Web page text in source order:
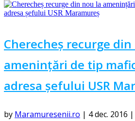
Cherecheș recurge din
amenințări de tip
adresa șefului USR
by Maramuresenii.ro | 4 dec. 2016 |